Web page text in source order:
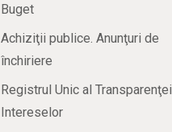
Buget
Achiziţii publice. Anunţuri de
închiriere
Registrul Unic al Transparenţei
Intereselor